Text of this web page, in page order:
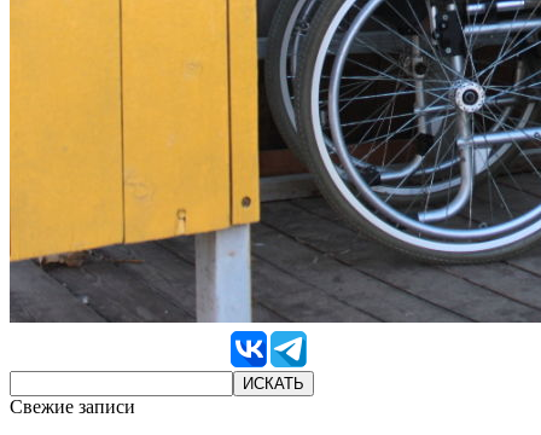
Свежие записи